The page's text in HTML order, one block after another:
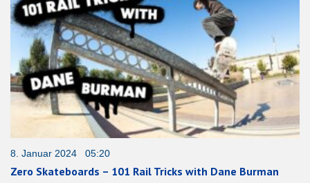
8. Januar 2024 05:20
Zero Skateboards – 101 Rail Tricks with Dane Burman